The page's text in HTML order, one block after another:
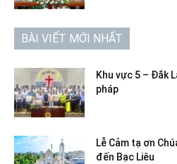
BÀI VIẾT MỚI NHẤT
Khu vực 5 – Đắk
pháp
Lễ Cảm tạ ơn
đến Bạc Liêu